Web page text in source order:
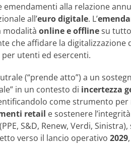
emendamenti alla relazione
all’euro digitale. L’
modalità online e offlinesu
che affidare la digitalizzazione
utenti ed esercenti.
(“prende atto”) a un
in un contesto di incertezza
come strumento
retail e sostenere
S&D, Renew, Verdi,
verso il lancio operativo 2029